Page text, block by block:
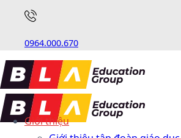
0964.000.670
Giới thiệu